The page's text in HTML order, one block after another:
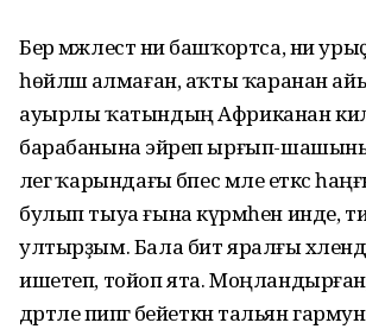
Бер мәжлестә ни башҡортса, ни
һөйләшә алмаған, аҡты ҡаранан
ауырлы ҡатындың Африканан
барабанына эйәреп ырғып-
әлегә ҡарындағы бәпес мәле еткәс
булып тыуа ғына күрмәһен инде,
ултырҙым. Бала бит яралғы
ишетеп, тойоп ята.
дәртле әпипәгә бейеткән тальян